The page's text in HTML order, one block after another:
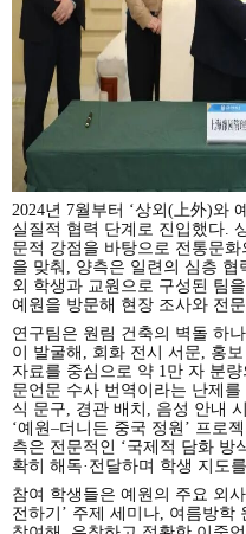
2024년 7월부터 ‘상외(上外)와
실질적 협력 단계로 진입했다.
문적 강점을 바탕으로 전통문
을 맞춰, 양측은 일련의 심층
외 학생과 교원으로 구성된 팀
예원을 방문해 현장 조사와 전
연구팀은 원림 건축의 벽돌 하
이 발굴해, 회화 전시 서문, 홍
자료를 중심으로 약 1만 자 분
문언문 수사 번역이라는 난제
식 문구, 경관 배치, 음성 안내
‘예원–더니든 중국 정원’ 프로
측은 전문적인 ‘국제적 담화 방
확히 해독·전달하며 학생 지도
참여 학생들은 예원의 주요 외
전하기’ 주제 세미나, 여름방학